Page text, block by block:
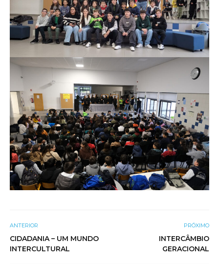
ANTERIOR
CIDADANIA – UM MUNDO
INTERCULTURAL
PRÓXIMO
INTERCÂMBIO
GERACIONAL